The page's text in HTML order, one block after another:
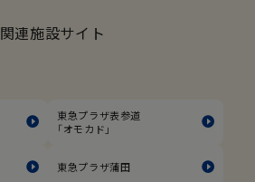
関連施設サイト
東急プラザ表参道
「オモカド」
東急プラザ蒲田